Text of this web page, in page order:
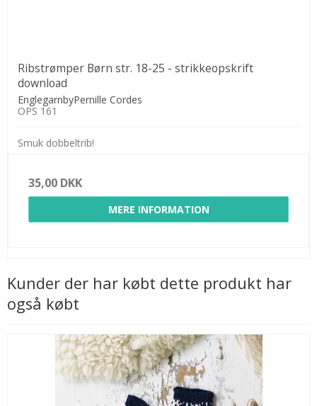
Ribstrømper Børn str. 18-25 - strikkeopskrift
download
EnglegarnbyPernille Cordes
OPS 161
Smuk dobbeltrib!
35,00 DKK
MERE INFORMATION
Kunder der har købt dette produkt har
også købt